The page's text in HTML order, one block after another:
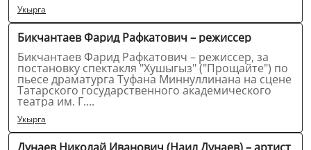
Укырга
Бикчантаев Фарид Рафкатович – режиссер
Бикчантаев Фарид Рафкатович – режиссер, за
постановку спектакля "Хушыгыз" ("Прощайте") по
пьесе драматурга Туфана Миннуллинана на сцене
Татарского государственного академического
театра им. Г....
Укырга